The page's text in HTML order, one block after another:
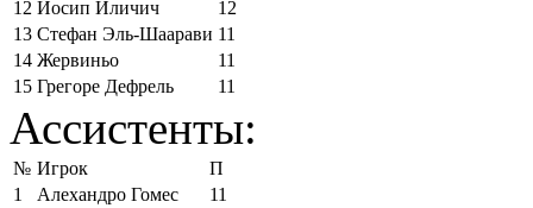
12 Йосип Иличич
12
13 Стефан Эль-Шаарави 11
14 Жервиньо
11
15 Грегоре Дефрель 11
Ассистенты:
№ Игрок
П
1
Алехандро Гомес
11